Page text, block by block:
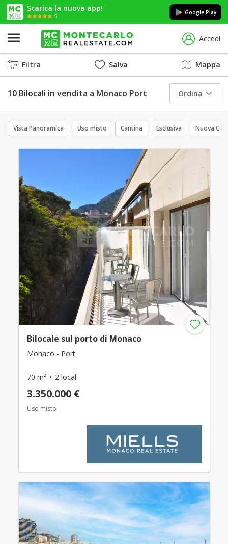
Scarica la nuova app!
5
Google Play
Accedi
Filtra Salva Mappa
10 Bilocali in vendita a Monaco Port Ordina
Vista Panoramica Uso misto Cantina Esclusiva Nuova
Bilocale sul porto di Monaco
Monaco - Port
70 m² 2 locali
3.350.000 €
Uso misto